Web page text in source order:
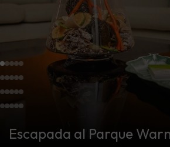
Escapada al Parque